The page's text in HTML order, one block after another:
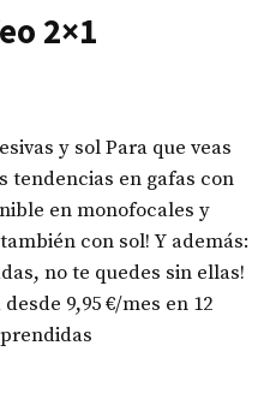
2×1
y sol Para que veas
tendencias en gafas con
en monofocales y
con sol! Y además:
no te quedes sin ellas!
9,95 €/mes en 12